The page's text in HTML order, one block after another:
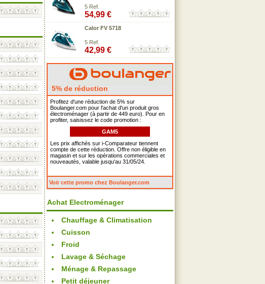
5 Ref.
54,99 €
Calor FV 5718
5 Ref.
42,99 €
5% de réduction
Profitez d'une réduction de 5% sur
Boulanger.com pour l'achat d'un produit gros
électroménager (à partir de 449 euro). Pour en
profiter, saisissez le code promotion :
GAM5
Les prix affichés sur i-Comparateur tiennent
compte de cette réduction. Offre non éligible en
magasin et sur les opérations commerciales et
nouveautés, valable jusqu'au 31/05/24.
Voir cette promo chez Boulanger.com
Achat Electroménager
Chauffage & Climatisation
Cuisson
Froid
Lavage & Séchage
Ménage & Repassage
Petit déjeuner